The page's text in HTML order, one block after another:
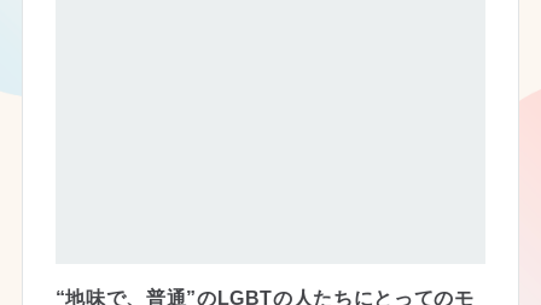
“地味で、普通”のLGBTの人たちにとってのモ